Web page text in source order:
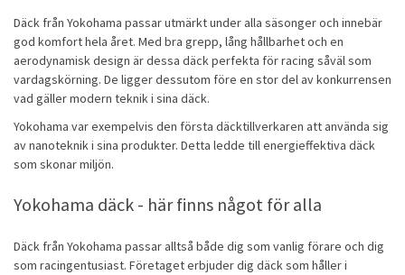
Däck från Yokohama passar utmärkt under alla säsonger och innebär
god komfort hela året. Med bra grepp, lång hållbarhet och en
aerodynamisk design är dessa däck perfekta för racing såväl som
vardagskörning. De ligger dessutom före en stor del av konkurrensen
vad gäller modern teknik i sina däck.
Yokohama var exempelvis den första däcktillverkaren att använda sig
av nanoteknik i sina produkter. Detta ledde till energieffektiva däck
som skonar miljön.
Yokohama däck - här finns något för alla
Däck från Yokohama passar alltså både dig som vanlig förare och dig
som racingentusiast. Företaget erbjuder dig däck som håller i